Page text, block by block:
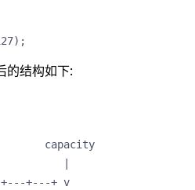
);
的结构如下:
capacity
+---+---+ v